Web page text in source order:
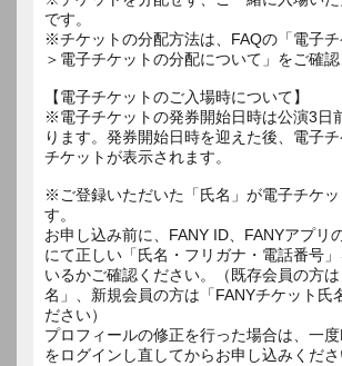
です。
※チケットの分配方法は、FAQの「電子
＞電子チケットの分配について」をご確認
【電子チケットのご入場時について】
※電子チケットの発券開始日時は公演3日
ります。発券開始日時を迎えた後、電子
チケットが表示されます。
※ご登録いただいた「氏名」が電子チケッ
す。
お申し込み前に、FANY ID、FANYアプリ
にて正しい「氏名・フリガナ・電話番号
いるかご確認ください。（既存会員の方
名」、新規会員の方は「FANYチケット氏
ださい）
プロフィールの修正を行った場合は、一度
をログインし直してからお申し込みくだ